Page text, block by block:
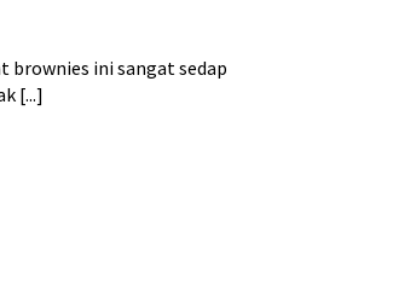
brownies ini sangat sedap
[...]